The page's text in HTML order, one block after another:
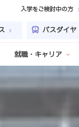
入学をご検討中の方
バスダイヤ
就職・キャリア